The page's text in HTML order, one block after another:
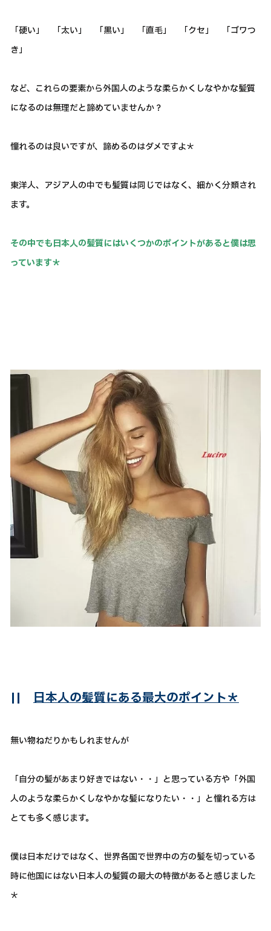
「硬い」 「太い」 「黒い」 「直毛」 「クセ」 「ゴワつ
き」
など、これらの要素から外国人のような柔らかくしなやかな髪質
になるのは無理だと諦めていませんか？
憧れるのは良いですが、諦めるのはダメですよ＊
東洋人、アジア人の中でも髪質は同じではなく、細かく分類され
ます。
その中でも日本人の髪質にはいくつかのポイントがあると僕は思
っています＊
|| 日本人の髪質にある最大のポイント＊
無い物ねだりかもしれませんが
「自分の髪があまり好きではない・・」と思っている方や「外国
人のような柔らかくしなやかな髪になりたい・・」と憧れる方は
とても多く感じます。
僕は日本だけではなく、世界各国で世界中の方の髪を切っている
時に他国にはない日本人の髪質の最大の特徴があると感じました
＊